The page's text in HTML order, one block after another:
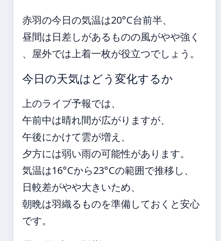
赤羽の今日の気温は20°C台前半、
昼間は日差しがあるものの風がやや強く
、屋外では上着一枚が役立つでしょう。
今日の天気はどう変化するか
上のライブ予報では、
午前中は晴れ間が広がりますが、
午後にかけて雲が増え、
夕方には弱い雨の可能性があります。
気温は16°Cから23°Cの範囲で推移し、
日較差がやや大きいため、
朝晩は羽織るものを準備しておくと安心
です。